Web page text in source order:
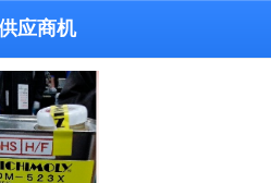
应商机